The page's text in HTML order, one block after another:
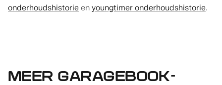
onderhoudshistorie en youngtimer onderhoudshistorie.
MEER GARAGEBOOK-